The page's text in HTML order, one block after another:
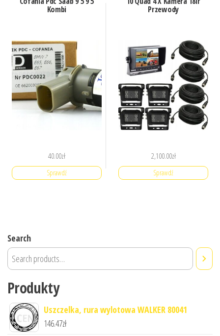
Kombi
40.00zł
Sprawdź
Przewody
2,100.00zł
Sprawdź
Search
Produkty
Uszczelka, rura wylotowa WALKER 80041
146.47zł